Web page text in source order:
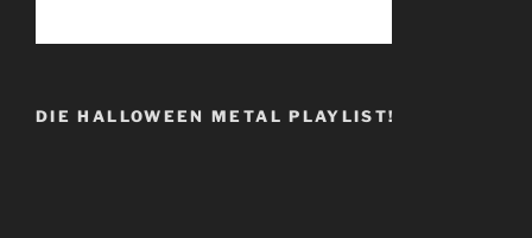
DIE HALLOWEEN METAL PLAYLIST!